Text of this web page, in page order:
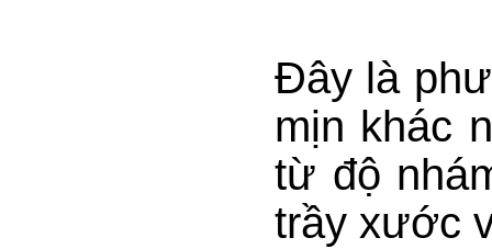
Đây là
mịn khác
từ độ
trầy xước